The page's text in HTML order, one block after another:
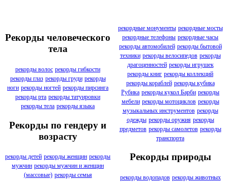
Рекорды человеческого
тела
рекорды волос рекорды гибкости
рекорды глаз рекорды груди рекорды
ноги рекорды ногтей рекорды пирсинга
рекорды рта рекорды татуировки
рекорды тела рекорды языка
Рекорды по гендеру и
возрасту
рекорды детей рекорды женщин рекорды
мужчин рекорды мужчин и женщин
(массовые) рекорды семья
рекордные монументы рекордные мосты
рекордные телефоны рекордные часы
рекорды автомобилей рекорды бытовой
техники рекорды велосипедов рекорды
драгоценностей рекорды игрушек
рекорды книг рекорды коллекций
рекорды кораблей рекорды кубика
Рубика рекорды кукол Барби рекорды
мебели рекорды мотоциклов рекорды
музыкальных инструментов рекорды
одежды рекорды оружия рекорды
предметов рекорды самолетов рекорды
транспорта
Рекорды природы
рекорды водопадов рекорды животных